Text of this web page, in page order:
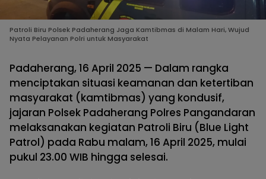
Patroli Biru Polsek Padaherang Jaga Kamtibmas di Malam Hari, Wujud
Nyata Pelayanan Polri untuk Masyarakat
Padaherang, 16 April 2025 — Dalam rangka
menciptakan situasi keamanan dan ketertiban
masyarakat (kamtibmas) yang kondusif,
jajaran Polsek Padaherang Polres Pangandaran
melaksanakan kegiatan Patroli Biru (Blue Light
Patrol) pada Rabu malam, 16 April 2025, mulai
pukul 23.00 WIB hingga selesai.